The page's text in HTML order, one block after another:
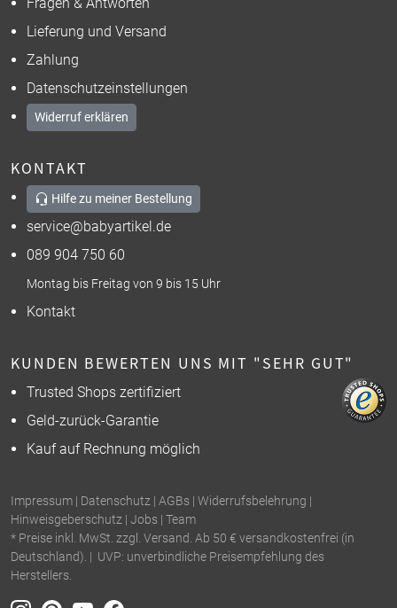
Lieferung und Versand
Zahlung
Datenschutzeinstellungen
Widerruf erklären
KONTAKT
Hilfe zu meiner Bestellung
service@babyartikel.de
089 904 750 60
Montag bis Freitag von 9 bis 15 Uhr
Kontakt
KUNDEN BEWERTEN UNS MIT "SEHR GUT"
Trusted Shops zertifiziert
Geld-zurück-Garantie
Kauf auf Rechnung möglich
Impressum | Datenschutz | AGBs | Widerrufsbelehrung |
Hinweisgeberschutz | Jobs | Team
* Preise inkl. MwSt. zzgl. Versand. Ab 50 € versandkostenfrei (in
Deutschland). | UVP: unverbindliche Preisempfehlung des
Herstellers.